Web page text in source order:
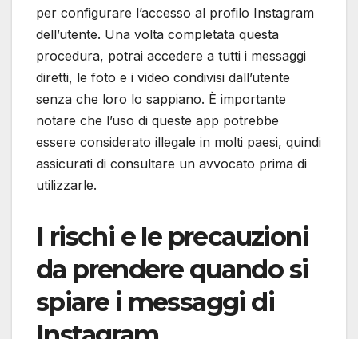
per configurare l’accesso al profilo Instagram
dell’utente. Una volta completata questa
procedura, potrai accedere a tutti i messaggi
diretti, le foto e i video condivisi dall’utente
senza che loro lo sappiano. È importante
notare che l’uso di queste app potrebbe
essere considerato illegale in molti paesi, quindi
assicurati di consultare un avvocato prima di
utilizzarle.
I rischi e le precauzioni
da prendere quando si
spiare i messaggi di